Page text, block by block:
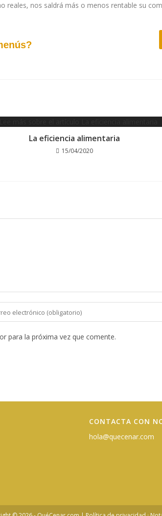
reales, nos saldrá más o menos rentable su
La eficiencia alimentaria
15/04/2020
para la próxima vez que comente.
CONTACTA CON
hola@quecenar.com